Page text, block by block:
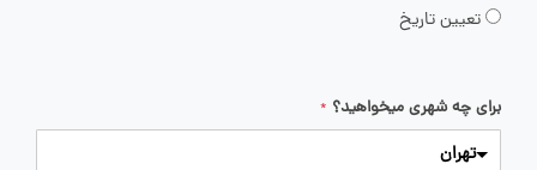
تعیین تاریخ
برای چه شهری میخواهید؟ *
تهران